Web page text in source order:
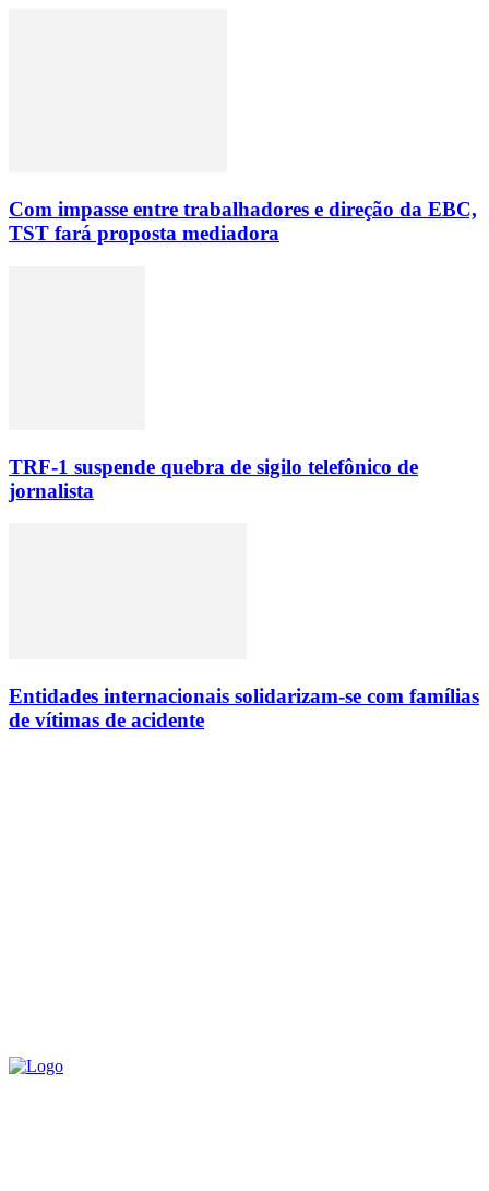
Com impasse entre trabalhadores e direção da EBC,
TST fará proposta mediadora
TRF-1 suspende quebra de sigilo telefônico de
jornalista
Entidades internacionais solidarizam-se com famílias
de vítimas de acidente